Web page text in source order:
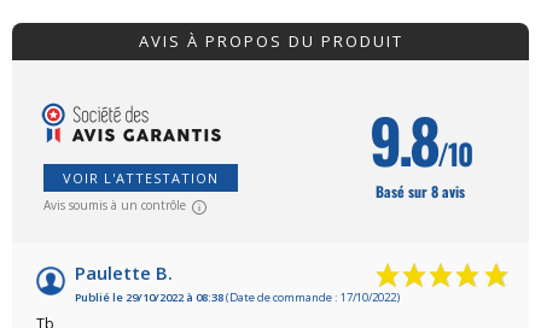
AVIS À PROPOS DU PRODUIT
VOIR L'ATTESTATION
Avis soumis à un contrôle
9.8/10
Basé sur 8 avis
Paulette B.
Publié le 29/10/2022 à 08:38(Date de commande : 17/10/2022)
Tb